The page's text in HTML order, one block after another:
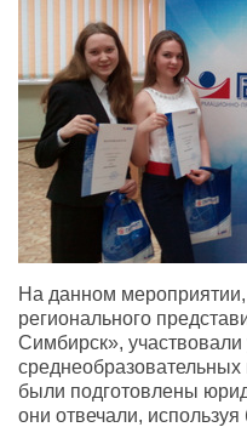
На данном
регионального
Симбирск», участвовали
были подготовлены
они отвечали,